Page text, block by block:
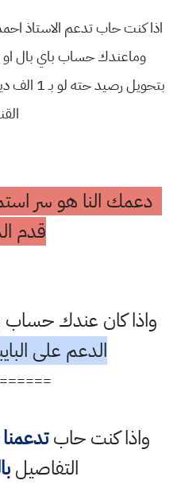
اذا كنت حاب تدعم الاستاذ
وماعندك حساب باي بال او
بتحويل
دعمك النا هو سر
قدم
واذا كان عندك حساب
الدعم على
واذا كنت حاب
التفاصيل